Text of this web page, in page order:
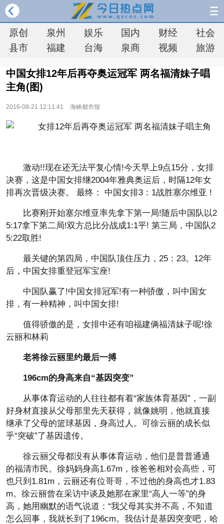
原创 泉州 娱乐 国内 财经
社会
县市
福建 台海 泉商 视频 旅游
中国女排12年后再夺奥运冠军 两名福清妹子唱
主角(图)
2016-08-21 12:11:41 海峡都市报
激动!!现在还无法平复心情!今天早上9点15分，女排
决赛，这是中国女排继2004年雅典奥运后，时隔12年女
排再次晋级决赛。 最终： 中国女排3：1战胜塞尔维亚 !
比赛刚开始塞尔维亚率先拿下第一局!随后中国队以2
5:17拿下第二局!双方总比分战成1:1平! 第三局，中国队2
5:22取胜!
最关键的第四局，中国队顶住压力，25：23。12年
后，中国女排重登冠军宝座!
中国队赢了!中国女排冠军!有一种骄傲，叫中国女
排，有一种精神，叫中国女排!
值得骄傲的是，女排中还有咱福建俩福清妹子呢!徐
云丽和林莉
老将徐云丽里约最后一搏
196cm的身高来自“基因突变”
从事体育运动的人往往都有着“家族体育基因”，一副
好身材直接从父母那里先天获得，就像姚明，他就直接
继承了父母的篮球基因，身高过人。可徐云丽的成长似
乎“突破”了基因遗传。
徐云丽父母都没有从事体育运动，他们是普普通通
的福清市民。徐妈妈身高1.67m，徐爸爸相对会高些，可
也只到1.81m，云丽还有位哥哥，不过他的身高也才1.83
m。徐云丽曾在采访中谈及她那在家里“高人一等”的身
高，她用幽默的语气说道：“我父母其实并不高，不知道
怎么回事，我就长到了196cm。我估计是基因突变吧，哈